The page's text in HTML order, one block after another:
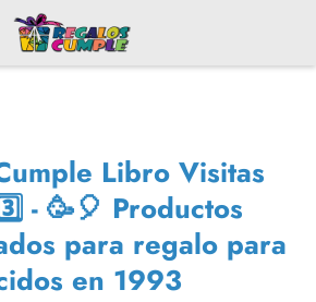
Libro Visitas
- 🥳🎈 Productos
para regalo para
en 1993